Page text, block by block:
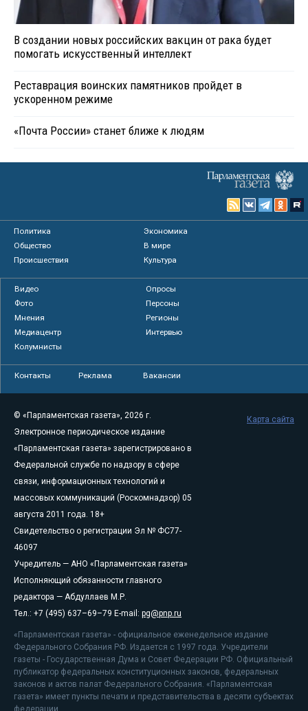
В создании новых российских вакцин от рака будет
помогать искусственный интеллект
Реставрация воинских памятников пройдет в
ускоренном режиме
«Почта России» станет ближе к людям
Политика
Экономика
Общество
В мире
Происшествия
Культура
Видео
Опросы
Фото
Персоны
Мнения
Регионы
Медиацентр
Интервью
Колумнисты
Контакты Реклама Вакансии
© «Парламентская газета», 2026 г.
Электронное периодическое издание
«Парламентская газета» зарегистрировано в
Федеральной службе по надзору в сфере
связи, информационных технологий и
массовых коммуникаций (Роскомнадзор) 05
августа 2011 года. 18+
Свидетельство о регистрации Эл № ФС77-
46097
Учредитель — АНО «Парламентская газета»
Исполняющий обязанности главного
редактора — Абдуллаев М.Р.
Тел.: +7 (495) 637–69–79 E-mail: pg@pnp.ru
«Парламентская газета» - официальное еженедельное издание
Федерального Собрания РФ. Издается с 1997 года. Учредители
газеты - Государственная Дума и Совет Федерации РФ. Официальный
публикатор федеральных конституционных законов, федеральных
законов и актов палат Федерального Собрания. «Парламентская
газета» имеет пункты печати и представительства в десяти субъектах
Карта сайта